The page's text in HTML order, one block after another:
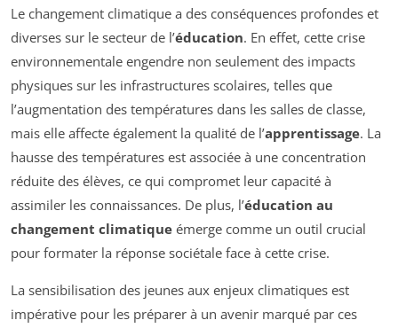
Le changement climatique a des conséquences profondes et
diverses sur le secteur de l’éducation. En effet, cette crise
environnementale engendre non seulement des impacts
physiques sur les infrastructures scolaires, telles que
l’augmentation des températures dans les salles de classe,
mais elle affecte également la qualité de l’apprentissage. La
hausse des températures est associée à une concentration
réduite des élèves, ce qui compromet leur capacité à
assimiler les connaissances. De plus, l’éducation au
changement climatique émerge comme un outil crucial
pour formater la réponse sociétale face à cette crise.
La sensibilisation des jeunes aux enjeux climatiques est
impérative pour les préparer à un avenir marqué par ces